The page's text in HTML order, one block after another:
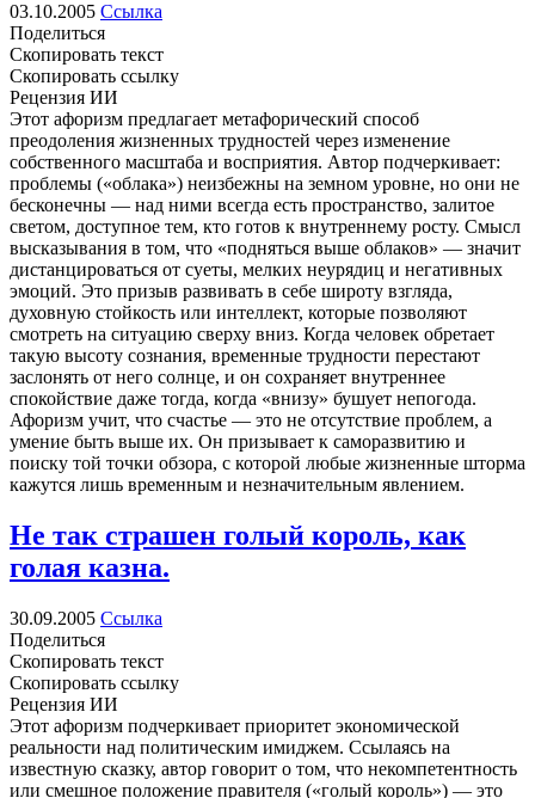
03.10.2005 Ссылка
Поделиться
Скопировать текст
Скопировать ссылку
Рецензия ИИ
Этот афоризм предлагает метафорический способ
преодоления жизненных трудностей через изменение
собственного масштаба и восприятия. Автор подчеркивает:
проблемы («облака») неизбежны на земном уровне, но они не
бесконечны — над ними всегда есть пространство, залитое
светом, доступное тем, кто готов к внутреннему росту. Смысл
высказывания в том, что «подняться выше облаков» — значит
дистанцироваться от суеты, мелких неурядиц и негативных
эмоций. Это призыв развивать в себе широту взгляда,
духовную стойкость или интеллект, которые позволяют
смотреть на ситуацию сверху вниз. Когда человек обретает
такую высоту сознания, временные трудности перестают
заслонять от него солнце, и он сохраняет внутреннее
спокойствие даже тогда, когда «внизу» бушует непогода.
Афоризм учит, что счастье — это не отсутствие проблем, а
умение быть выше их. Он призывает к саморазвитию и
поиску той точки обзора, с которой любые жизненные шторма
кажутся лишь временным и незначительным явлением.
Не так страшен голый король, как
голая казна.
30.09.2005 Ссылка
Поделиться
Скопировать текст
Скопировать ссылку
Рецензия ИИ
Этот афоризм подчеркивает приоритет экономической
реальности над политическим имиджем. Ссылаясь на
известную сказку, автор говорит о том, что некомпетентность
или смешное положение правителя («голый король») — это